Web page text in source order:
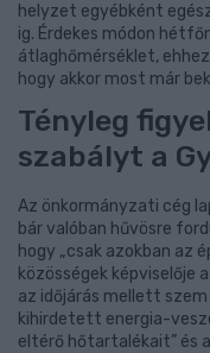
helyzet egyébként
ig. Érdekes módon
átlaghőmérséklet,
hogy akkor most már
Tényleg
szabályt a
Az önkormányzati cég
bár valóban hűvösre
hogy „csak azokban az
közösségek képviselője
az időjárás mellett
kihirdetett energia-
eltérő hőtartalékait” és